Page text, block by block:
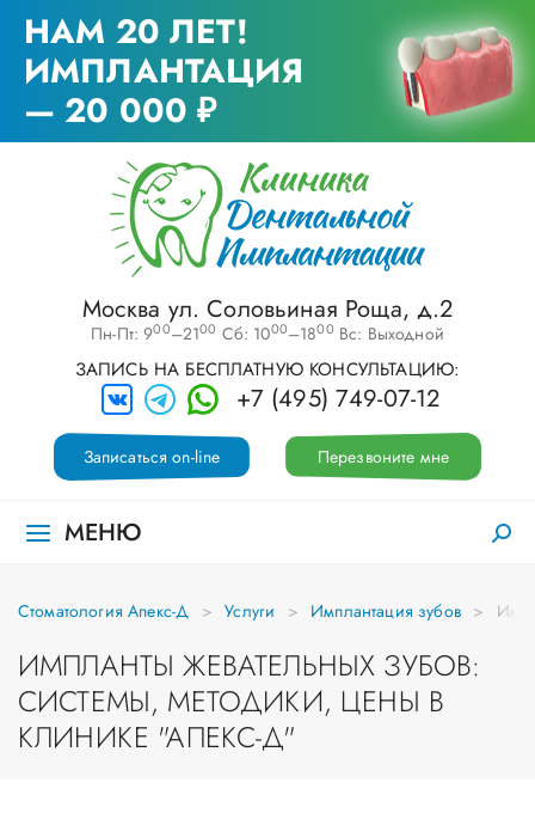
НАМ 20 ЛЕТ!
ИМПЛАНТАЦИЯ
— 20 000 ₽
Москва ул. Соловьиная Роща, д.2
Пн-Пт: 900–2100 Сб: 1000–1800 Вс: Выходной
ЗАПИСЬ НА БЕСПЛАТНУЮ КОНСУЛЬТАЦИЮ:
+7 (495) 749-07-12
Перезвоните мне
Записаться on-line
МЕНЮ
Стоматология Апекс-Д Услуги Имплантация зубов
ИМПЛАНТЫ ЖЕВАТЕЛЬНЫХ ЗУБОВ:
СИСТЕМЫ, МЕТОДИКИ, ЦЕНЫ В
КЛИНИКЕ "АПЕКС-Д"